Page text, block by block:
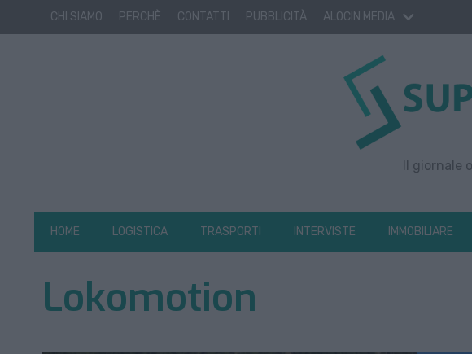
CHI SIAMO PERCHÈ CONTATTI PUBBLICITÀ ALOCIN MEDIA
Il giornale
HOME LOGISTICA TRASPORTI INTERVISTE IMMOBILIARE
Lokomotion